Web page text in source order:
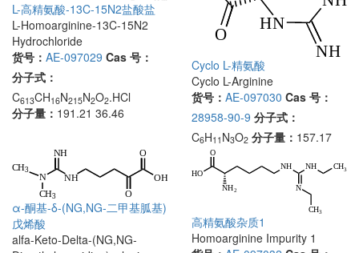
L-高精氨酸-13C-15N2盐酸盐
L-Homoarginine-13C-15N2
Hydrochloride
货号： AE-097029 Cas 号：
分子式：
C613CH16N215N2O2.HCl
分子量： 191.21 36.46
Cyclo L-精氨酸
Cyclo L-Arginine
货号： AE-097030 Cas 号：
28958-90-9 分子式：
C6H11 N3O2 分子量： 157.17
α-酮基-δ-(NG,NG-二甲基胍基)
戊烯酸
alfa-Keto-Delta-(NG,NG-
高精氨酸杂质1
Homoarginine Impurity 1